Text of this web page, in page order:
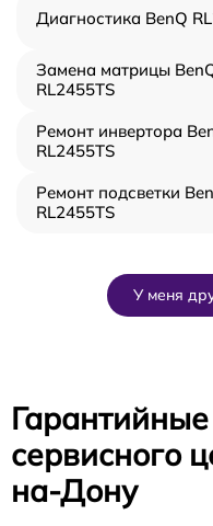
Диагностика BenQ
Замена матрицы
RL2455TS
Ремонт инвертора
RL2455TS
Ремонт подсветки
RL2455TS
У меня
сервисного
на-Дону